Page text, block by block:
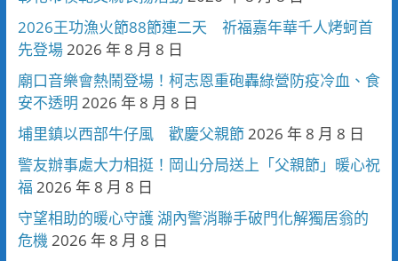
2026王功漁火節88節連二天 祈福嘉年華千人烤蚵首
先登場2026 年 8 月 8 日
廟口音樂會熱鬧登場！柯志恩重砲轟綠營防疫冷血、食
安不透明 2026 年 8 月 8 日
埔里鎮以西部牛仔風 歡慶父親節2026 年 8 月 8 日
警友辦事處大力相挺！岡山分局送上「父親節」暖心祝
福 2026 年 8 月 8 日
守望相助的暖心守護 湖內警消聯手破門化解獨居翁的
危機2026 年 8 月 8 日